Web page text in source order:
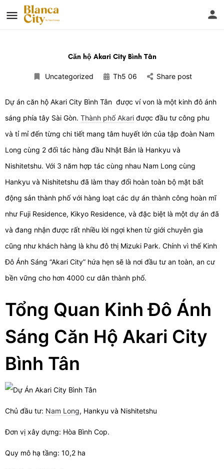
Căn hộ Akari City Bình Tân
Uncategorized Th5 06 Share post
Dự án căn hộ Akari City Bình Tân được ví von là một kinh đô ánh
sáng phía tây Sài Gòn. Thành phố Akari được đầu tư công phu
và tỉ mỉ đến từng chi tiết mang tâm huyết lớn của tập đoàn Nam
Long cùng 2 đối tác hàng đầu Nhật Bản là Hankyu và
Nishitetshu. Với 3 năm hợp tác cùng nhau Nam Long cùng
Hankyu và Nishitetshu đã làm thay đổi hoàn toàn bộ mặt bất
động sản thành phố với hàng loạt các dự án thành công hoàn mĩ
như Fuji Residence, Kikyo Residence, và đặc biệt là một dự án đã
và đang nhận được rất nhiều lời ngợi khen từ giới chuyên gia
cũng như khách hàng là khu đô thị Mizuki Park. Chính vì thế Kinh
Đô Ánh Sáng “Akari City” hứa hẹn sẽ là nơi đầu tư an toàn, an cư
bền vững cho hơn 4000 cư dân thành phố.
Tổng Quan Kinh Đô Ánh
Sáng Căn Hộ Akari City
Bình Tân
Chủ đầu tư: Nam Long, Hankyu và Nishitetshu
Đơn vị xây dựng: Hòa Bình Cop.
Quy mô hạ tầng: 10,2 ha